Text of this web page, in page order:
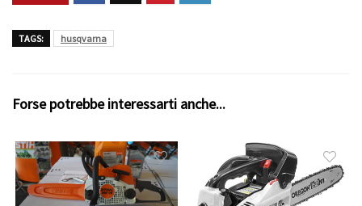
TAGS: husqvarna
Forse potrebbe interessarti anche...